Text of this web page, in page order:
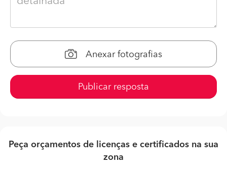
Anexar fotografias
Publicar resposta
Peça orçamentos de licenças e certificados na sua
zona